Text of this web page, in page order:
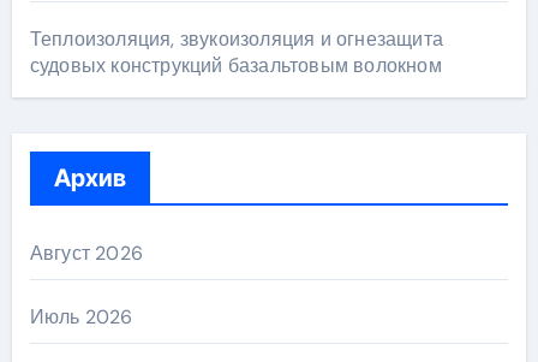
Теплоизоляция, звукоизоляция и огнезащита
судовых конструкций базальтовым волокном
Архив
Август 2026
Июль 2026